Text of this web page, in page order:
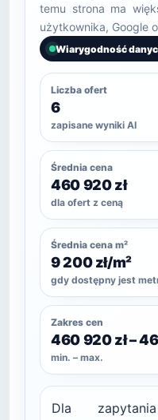
temu strona ma
użytkownika, Google
Wiarygodność
Liczba ofert
6
zapisane wyniki AI
Średnia cena
460 920 zł
dla ofert z ceną
Średnia cena m²
9 200 zł/m²
gdy dostępny jest
Zakres cen
460 920 zł –
min. – max.
Dla